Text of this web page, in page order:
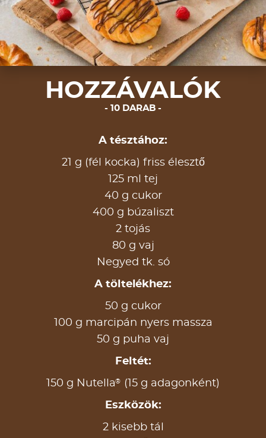
HOZZÁVALÓK
10 DARAB
A tésztához:
21 g (fél kocka) friss élesztő
125 ml tej
40 g cukor
400 g búzaliszt
2 tojás
80 g vaj
Negyed tk. só
A töltelékhez:
50 g cukor
100 g marcipán nyers massza
50 g puha vaj
Feltét:
150 g Nutella® (15 g adagonként)
Eszközök:
2 kisebb tál